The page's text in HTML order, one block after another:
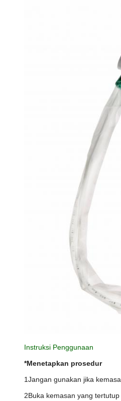
Instruksi Penggunaan
*Menetapkan prosedur
1Jangan gunakan jika
2Buka kemasan yang